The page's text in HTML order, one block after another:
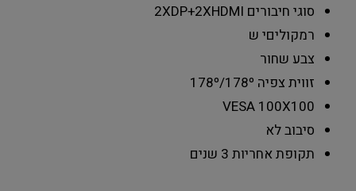
סוגי חיבורים 2XDP+2XHDMI
רמקוליםי ש
צבע שחור
זווית צפיה 178º/178º
VESA 100X100
סיבובלא
תקופת אחריות 3 שנים